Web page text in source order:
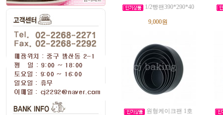
1/2빵팬390*290*40
9,000원
원형케이크팬 1호